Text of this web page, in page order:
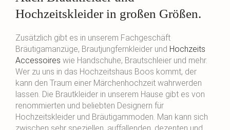
Hochzeitskleider in großen Größen.
Zusätzlich gibt es in unserem Fachgeschäft
Bräutigamanzüge, Brautjungfernkleider und Hochzeits
Accessoires wie Handschuhe, Brautschleier und mehr.
Wer zu uns in das Hochzeitshaus Boos kommt, der
kann den Traum einer Märchenhochzeit wahrwerden
lassen. Die Brautkleider in unserem Hause gibt es von
renommierten und beliebten Designern für
Hochzeitskleider und Bräutigammoden. Man kann sich